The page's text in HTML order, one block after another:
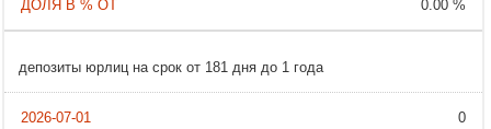
0.00 %
депозиты юрлиц на срок от 181 дня до 1 года
0